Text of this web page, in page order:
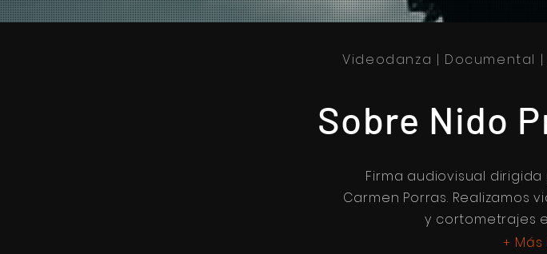
Videodanza | Documental
Sobre Nido
Firma audiovisual
Carmen Porras. Realizamos
y cortometrajes
+ Más